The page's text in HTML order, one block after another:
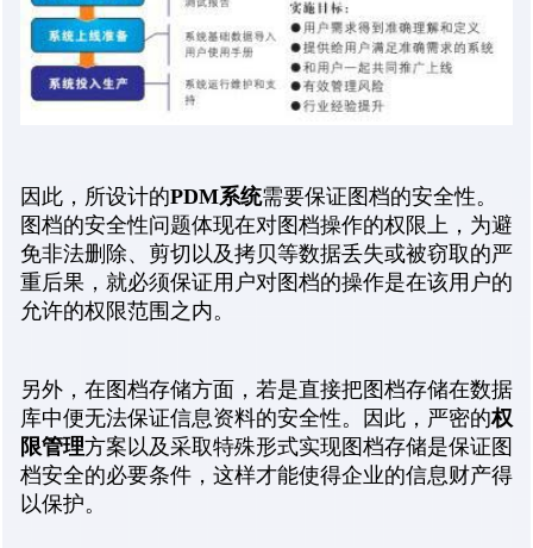
因此，所设计的PDM系统需要保证图档的安全性。
图档的安全性问题体现在对图档操作的权限上，为避
免非法删除、剪切以及拷贝等数据丢失或被窃取的严
重后果，就必须保证用户对图档的操作是在该用户的
允许的权限范围之内。
另外，在图档存储方面，若是直接把图档存储在数据
库中便无法保证信息资料的安全性。因此，严密的权
限管理方案以及采取特殊形式实现图档存储是保证图
档安全的必要条件，这样才能使得企业的信息财产得
以保护。